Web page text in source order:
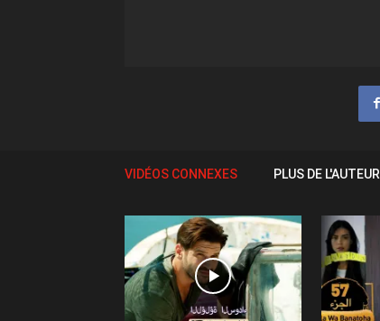
VIDÉOS CONNEXES PLUS DE L'AUTEUR